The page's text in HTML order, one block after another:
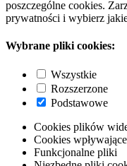
poszczególne cookies.
prywatności i wybierz
Wybrane pliki cookies:
Wszystkie
Rozszerzone
Podstawowe
Cookies plików
Cookies
Funkcjonalne pliki